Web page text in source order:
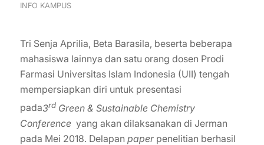
INFO KAMPUS
Tri Senja Aprilia, Beta Barasila, beserta beberapa
mahasiswa lainnya dan satu orang dosen Prodi
Farmasi Universitas Islam Indonesia (UII) tengah
mempersiapkan diri untuk presentasi
pada3rdGreen & Sustainable Chemistry
Conferenceyang akan dilaksanakan di Jerman
pada Mei 2018. Delapan paper penelitian berhasil